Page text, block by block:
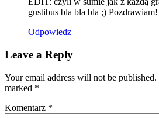
gustibus bla bla bla ;) Pozdrawiam!
Odpowiedz
Leave a Reply
Your email address will not be
marked *
Komentarz *